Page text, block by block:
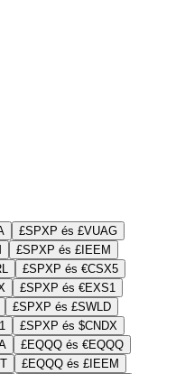
£SPXP és £VUAG
£SPXP és £IEEM
£SPXP és €CSX5
£SPXP és €EXS1
£SPXP és £SWLD
£SPXP és $CNDX
£EQQQ és €EQQQ
£EQQQ és £IEEM